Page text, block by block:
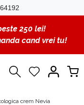
250 lei!
cand vrei tu!
crem Nevia